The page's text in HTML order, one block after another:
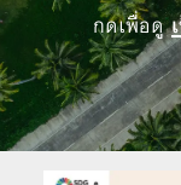
กดเพื่อดู